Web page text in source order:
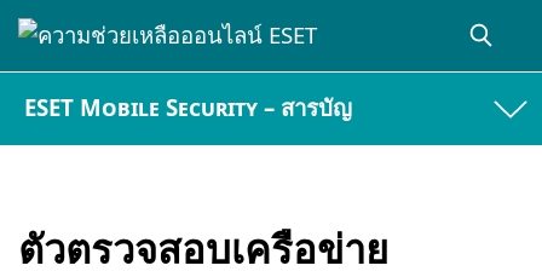
ESET Mobile Security – สารบัญ
ตัวตรวจสอบเครือข่าย